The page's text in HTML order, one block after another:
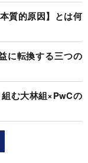
質的原因】とは何
に転換する三つの
む大林組×PwCの